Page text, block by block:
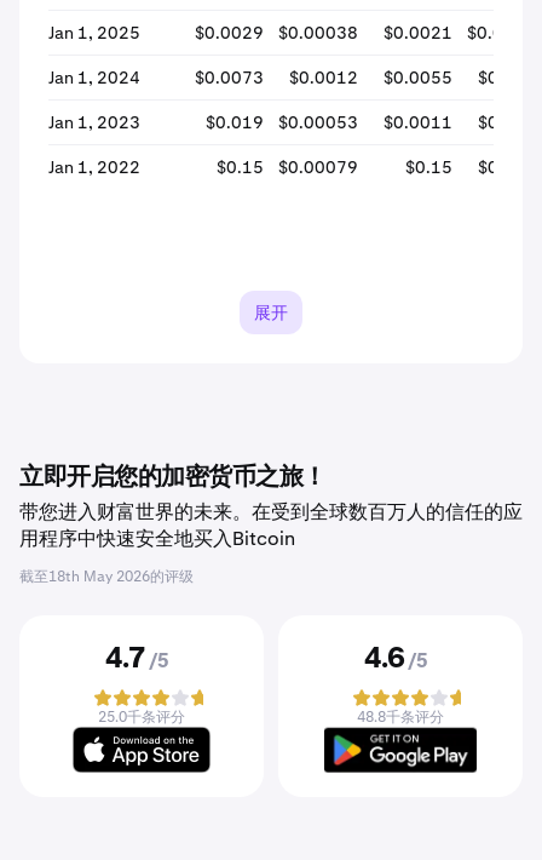
Jan 1, 2025 $0.0029 $0.00038 $0.0021
Jan 1, 2024 $0.0073 $0.0012 $0.0055
Jan 1, 2023 $0.019 $0.00053 $0.0011
Jan 1, 2022 $0.15 $0.00079 $0.15
展开
立即开启您的加密货币之旅！
带您进入财富世界的未来。在受到全球数百万人的信任的应
用程序中快速安全地买入Bitcoin
截至18th May 2026的评级
4.7 /5
25.0千条评分
4.6 /5
48.8千条评分